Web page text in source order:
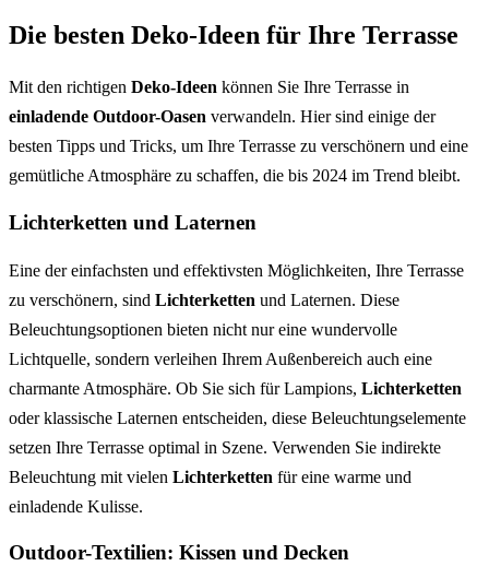
Die besten Deko-Ideen für Ihre Terrasse
Mit den richtigen Deko-Ideen können Sie Ihre Terrasse in
einladende Outdoor-Oasen verwandeln. Hier sind einige der
besten Tipps und Tricks, um Ihre Terrasse zu verschönern und eine
gemütliche Atmosphäre zu schaffen, die bis 2024 im Trend bleibt.
Lichterketten und Laternen
Eine der einfachsten und effektivsten Möglichkeiten, Ihre Terrasse
zu verschönern, sind Lichterketten und Laternen. Diese
Beleuchtungsoptionen bieten nicht nur eine wundervolle
Lichtquelle, sondern verleihen Ihrem Außenbereich auch eine
charmante Atmosphäre. Ob Sie sich für Lampions, Lichterketten
oder klassische Laternen entscheiden, diese Beleuchtungselemente
setzen Ihre Terrasse optimal in Szene. Verwenden Sie indirekte
Beleuchtung mit vielen Lichterketten für eine warme und
einladende Kulisse.
Outdoor-Textilien: Kissen und Decken